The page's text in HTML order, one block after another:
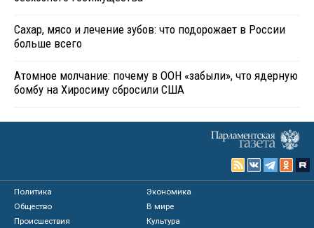
Сахар, мясо и лечение зубов: что подорожает в России
больше всего
Атомное молчание: почему в ООН «забыли», что ядерную
бомбу на Хиросиму сбросили США
Политика
Экономика
Общество
В мире
Происшествия
Культура